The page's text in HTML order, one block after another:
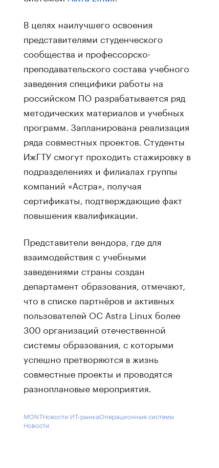
В целях наилучшего освоения
представителями студенческого
сообщества и профессорско-
преподавательского состава учебного
заведения специфики работы на
российском ПО разрабатывается ряд
методических материалов и учебных
программ. Запланирована реализация
ряда совместных проектов. Студенты
ИжГТУ смогут проходить стажировку в
подразделениях и филиалах группы
компаний «Астра», получая
сертификаты, подтверждающие факт
повышения квалификации.
Представители вендора, где для
взаимодействия с учебными
заведениями страны создан
департамент образования, отмечают,
что в списке партнёров и активных
пользователей ОС Astra Linux более
300 организаций отечественной
системы образования, с которыми
успешно претворяются в жизнь
совместные проекты и проводятся
разноплановые мероприятия.
MONTНовости ИТ-рынкаОперационные системы
Новости